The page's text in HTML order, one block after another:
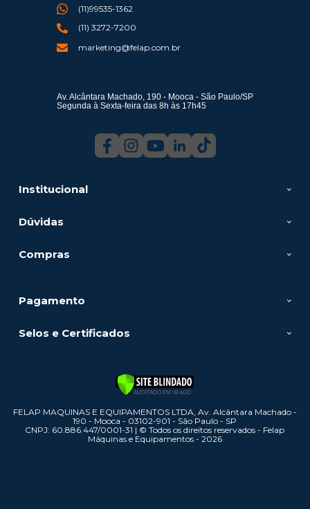
Institucional
Dúvidas
Compras
(11)99535-1362
(11) 3272-7200
marketing@felap.com.br
Av. Alcântara Machado, 190 - Mooca - São Paulo/SP
Segunda à Sexta-feira das 8h às 17h45
Pagamento
Selos e Certificados
FELAP MAQUINAS E EQUIPAMENTOS LTDA, Av. Alcântara Machado -
190 - Mooca - 03102-901 - São Paulo - SP
CNPJ: 60.886.447/0001-31 | © Todos os direitos reservados - Felap
Máquinas e Equipamentos - 2026